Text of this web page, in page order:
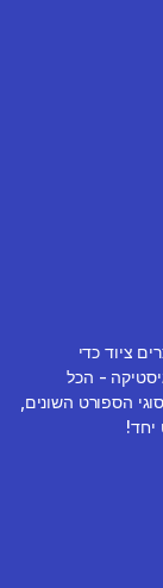
ציוד כדי
- הכל
הספורט השונים,